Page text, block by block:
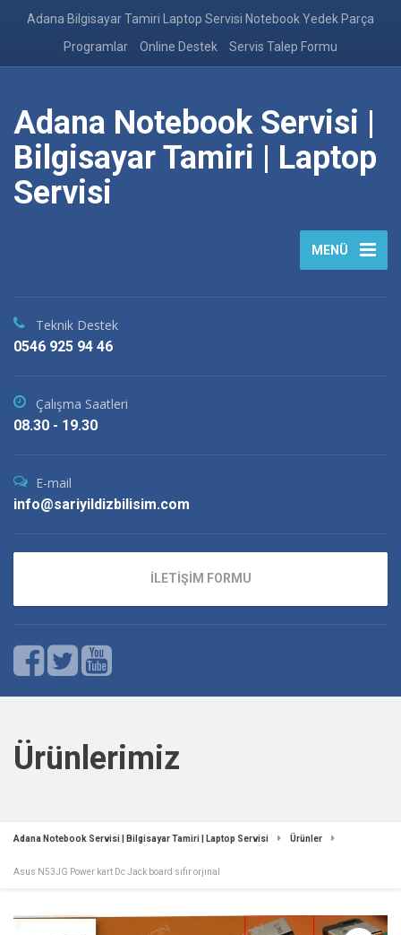
Adana Bilgisayar Tamiri Laptop Servisi Notebook Yedek Parça
Programlar
Online Destek Servis Talep Formu
Adana Notebook Servisi |
Bilgisayar Tamiri | Laptop
Servisi
MENÜ
Teknik Destek
0546 925 94 46
Çalışma Saatleri
08.30 - 19.30
E-mail
info@sariyildizbilisim.com
İLETİŞİM FORMU
Ürünlerimiz
Adana Notebook Servisi | Bilgisayar Tamiri | Laptop Servisi Ürünler
Asus N53JG Power kart Dc Jack board sıfır orjınal